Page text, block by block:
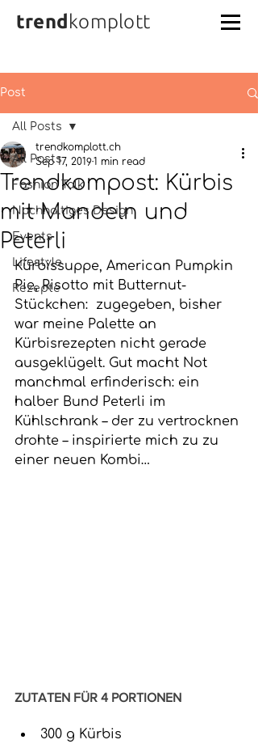
trend komplott
Post
All Posts
Fashion Talk
Nachhaltiges Design
Events
Lifestyle
Rezepte
All Posts
Trendkompost: Kürbis
mit Mandeln und
Peterli
trendkomplott.ch
Sep 17, 20191 min read
Kürbissuppe, American Pumpkin
Pie, Risotto mit Butternut-
Stückchen:  zugegeben, bisher
war meine Palette an
Kürbisrezepten nicht gerade
ausgeklügelt. Gut macht Not
manchmal erfinderisch: ein
halber Bund Peterli im
Kühlschrank – der zu vertrocknen
drohte – inspirierte mich zu zu
einer neuen Kombi…
ZUTATEN FÜR 4 PORTIONEN
300 g Kürbis